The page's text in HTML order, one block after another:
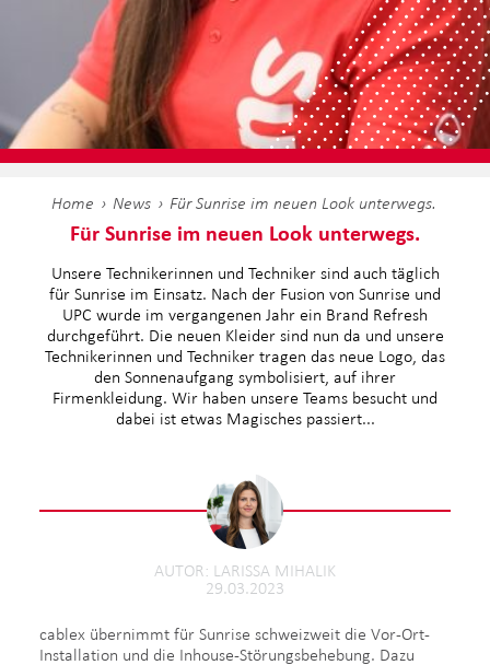
Home News Für Sunrise im neuen Look unterwegs.
Für Sunrise im neuen Look unterwegs.
Unsere Technikerinnen und Techniker sind auch täglich
für Sunrise im Einsatz. Nach der Fusion von Sunrise und
UPC wurde im vergangenen Jahr ein Brand Refresh
durchgeführt. Die neuen Kleider sind nun da und unsere
Technikerinnen und Techniker tragen das neue Logo, das
den Sonnenaufgang symbolisiert, auf ihrer
Firmenkleidung. Wir haben unsere Teams besucht und
dabei ist etwas Magisches passiert...
29.03.2023
AUTOR LARISSA MIHALIK
cablex übernimmt für Sunrise schweizweit die Vor-Ort-
Installation und die Inhouse-Störungsbehebung. Dazu